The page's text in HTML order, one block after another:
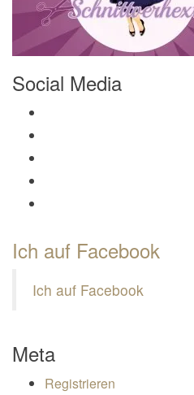
Social Media
Ich auf Facebook
Ich auf Facebook
Meta
Registrieren